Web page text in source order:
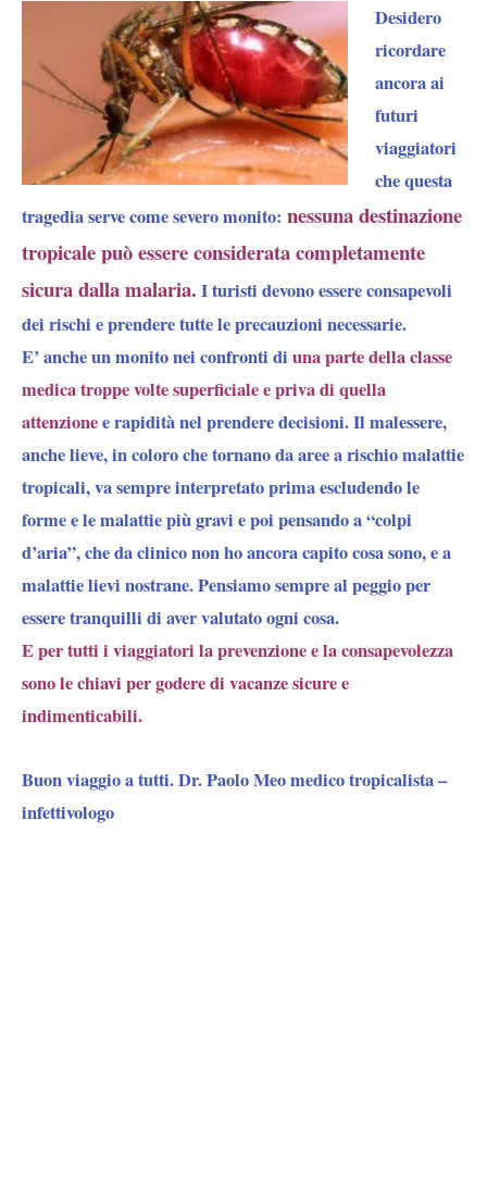
Desidero
ricordare
ancora ai
futuri
viaggiatori
che questa
tragedia serve come severo monito: nessuna destinazione
tropicale può essere considerata completamente
sicura dalla malaria. I turisti devono essere consapevoli
dei rischi e prendere tutte le precauzioni necessarie.
E’ anche un monito nei confronti di una parte della classe
medica troppe volte superficiale e priva di quella
attenzionee rapidità nel prendere decisioni. Il malessere,
anche lieve, in coloro che tornano da aree a rischio malattie
tropicali, va sempre interpretato prima escludendo le
forme e le malattie più gravi e poi pensando a “colpi
d’aria”, che da clinico non ho ancora capito cosa sono, e a
malattie lievi nostrane. Pensiamo sempre al peggio per
essere tranquilli di aver valutato ogni cosa.
E per tutti i viaggiatori la prevenzione e la consapevolezza
sono le chiavi per godere di vacanze sicure e
indimenticabili.
Buon viaggio a tutti. Dr. Paolo Meo medico tropicalista –
infettivologo